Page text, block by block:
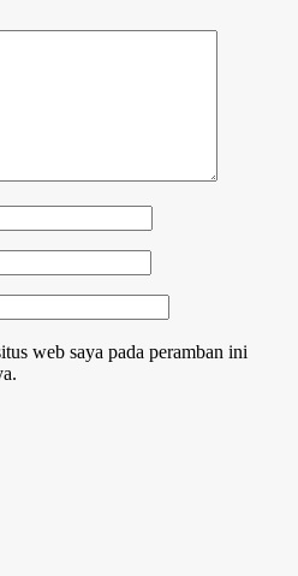
web saya pada peramban ini